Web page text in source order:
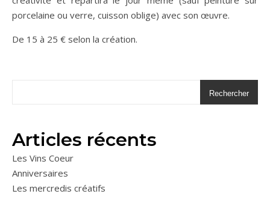
porcelaine ou verre, cuisson oblige) avec son œuvre.
De 15 à 25 € selon la création.
Rechercher
Articles récents
Les Vins Coeur
Anniversaires
Les mercredis créatifs